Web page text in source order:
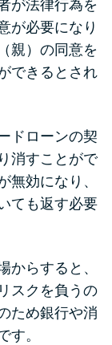
には？年利
ローンと比
りられる？
方法があ
への影響
な手口に
が法律行為を
が必要になり
親）の同意を
できるとされ
ドローンの契
消すことがで
無効になり、
ても返す必要
からすると、
スクを負うの
ため銀行や消
す。